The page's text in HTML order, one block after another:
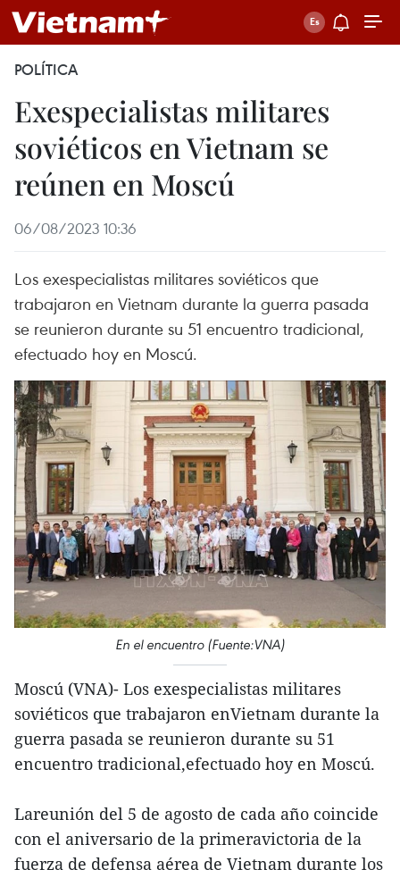
POLÍTICA
Exespecialistas militares
soviéticos en Vietnam se
reúnen en Moscú
06/08/2023 10:36
Los exespecialistas militares soviéticos que
trabajaron en Vietnam durante la guerra pasada
se reunieron durante su 51 encuentro tradicional,
efectuado hoy en Moscú.
En el encuentro (Fuente:VNA)
Moscú (VNA)- Los exespecialistas militares
soviéticos que trabajaron enVietnam durante la
guerra pasada se reunieron durante su 51
encuentro tradicional,efectuado hoy en Moscú.
Lareunión del 5 de agosto de cada año coincide
con el aniversario de la primeravictoria de la
fuerza de defensa aérea de Vietnam durante los